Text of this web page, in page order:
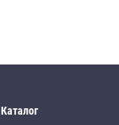
Каталог